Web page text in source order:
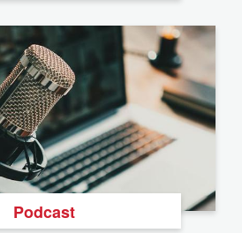
Podcast